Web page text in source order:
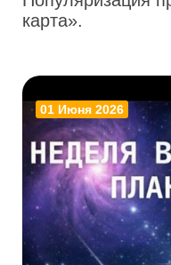
карта».
01 Июня 2026